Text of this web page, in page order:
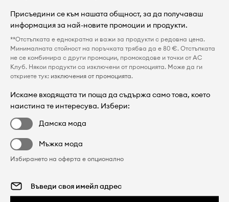
Присъедини се към нашата общност, за да получаваш
информация за най-новите промоции и продукти.
**Отстъпката е еднократна и важи за продукти с редовна цена.
Минималната стойност на поръчката трябва да е 80 €. Отстъпката
не се комбинира с други промоции, промокодове и точки от AC
Клуб. Някои продукти са изключени от промоцията. Може да ги
откриете тук: изключения от промоцията.
Искаме входящата ти поща да съдържа само това, което
наистина те интересува. Избери:
Дамска мода
Мъжка мода
Избирането на оферта е опционално